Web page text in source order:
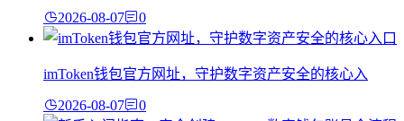
2026-08-07 0
imToken钱包官方网址，守护数字资产安全的核心入
2026-08-07 0